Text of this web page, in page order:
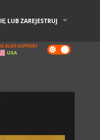
LUB ZAREJESTRUJ
Dark
mode
ALSO SUPPORT
USA